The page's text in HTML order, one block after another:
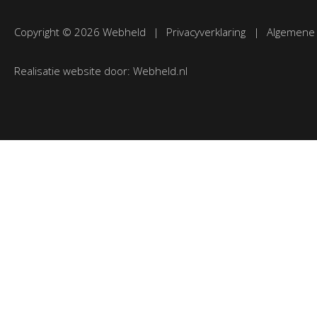
Copyright © 2026 Webheld | Privacyverklaring |
Realisatie website door: Webheld.nl